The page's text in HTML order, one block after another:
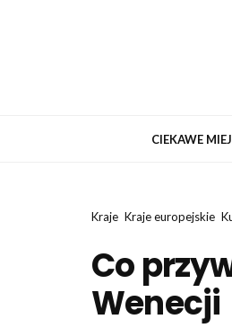
CIEKAWE
Kraje Kraje europejskie
Co
Wenecji